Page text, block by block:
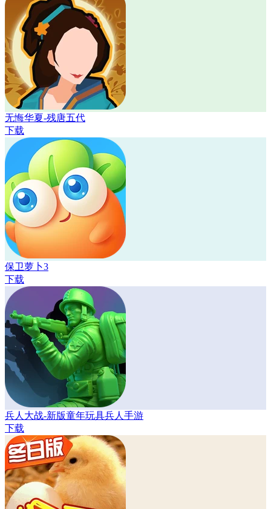
无悔华夏-残唐五代
下载
保卫萝卜3
下载
兵人大战-新版童年玩具兵人手游
下载